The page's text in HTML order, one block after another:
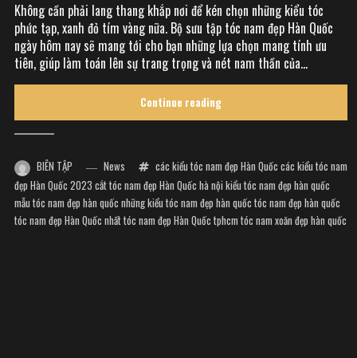
Không cần phải lang thang khắp nơi để kén chọn những kiểu tóc
phức tạp, xanh đỏ tím vàng nữa. Bộ sưu tập tóc nam đẹp Hàn Quốc
ngày hôm nay sẽ mang tới cho bạn những lựa chọn mang tính ưu
tiên, giúp làm toán lên sự trang trọng và nét nam thần của...
Continue reading
BIÊN TẬP News các kiểu tóc nam đẹp Hàn Quốc các kiểu tóc nam
đẹp Hàn Quốc 2023 cắt tóc nam đẹp Hàn Quốc hà nội kiểu tóc nam đẹp hàn quốc
mẫu tóc nam đẹp hàn quốc những kiểu tóc nam đẹp hàn quốc tóc nam đẹp hàn quốc
tóc nam đẹp Hàn Quốc nhấttóc nam đẹp Hàn Quốc tphcm tóc nam xoăn đẹp hàn quốc